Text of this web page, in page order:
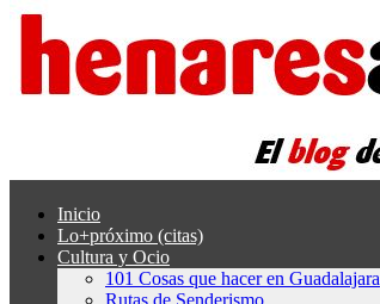
Inicio
Lo+próximo (citas)
Cultura y Ocio
101 Cosas que hacer en Guadalajara
Rutas de Senderismo